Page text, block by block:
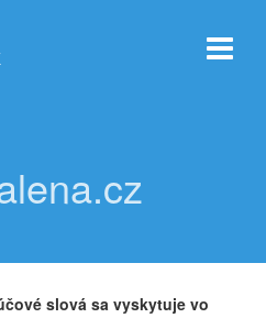
slová sa vyskytuje vo